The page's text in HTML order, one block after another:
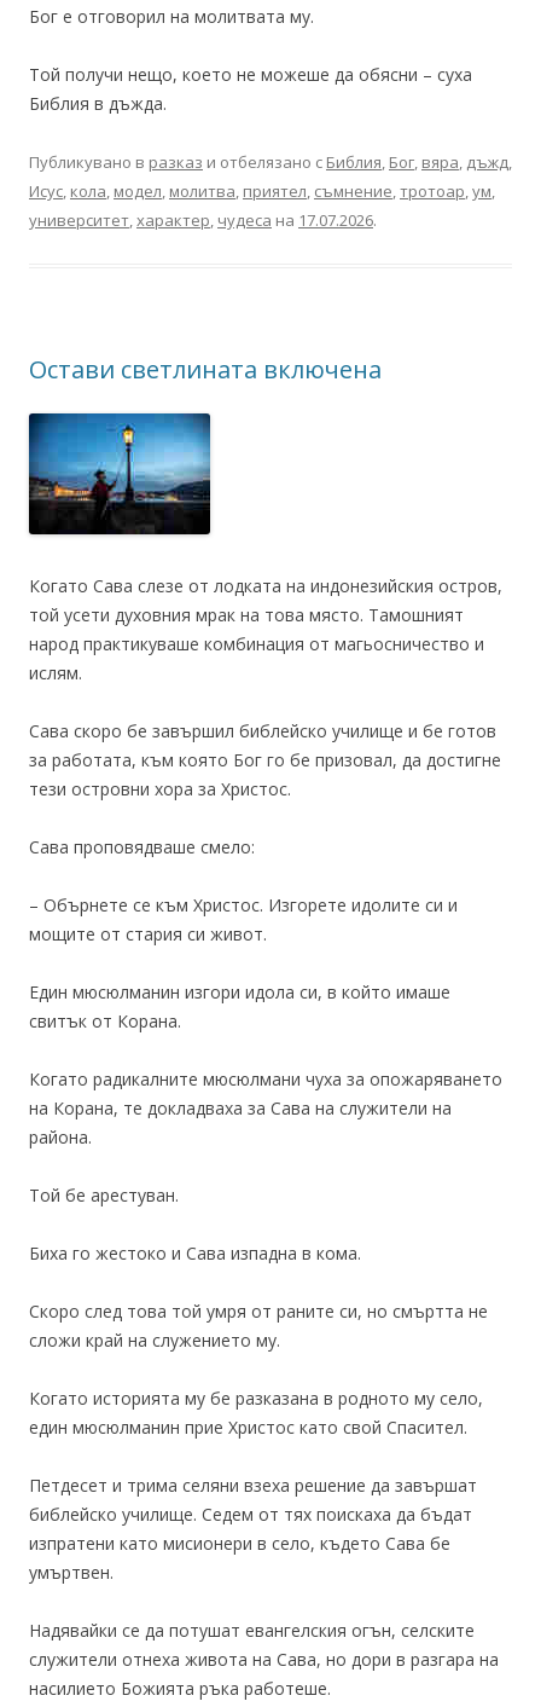
Бог е отговорил на молитвата му.
Той получи нещо, което не можеше да обясни – суха
Библия в дъжда.
Публикувано в разказ и отбелязано с Библия, Бог, вяра, дъжд,
Исус, кола, модел, молитва, приятел, съмнение,тротоар,ум,
университет,характер, чудеса на 17.07.2026.
Остави светлината включена
Когато Сава слезе от лодката на индонезийския остров,
той усети духовния мрак на това място. Тамошният
народ практикуваше комбинация от магьосничество и
ислям.
Сава скоро бе завършил библейско училище и бе готов
за работата, към която Бог го бе призовал, да достигне
тези островни хора за Христос.
Сава проповядваше смело:
– Обърнете се към Христос. Изгорете идолите си и
мощите от стария си живот.
Един мюсюлманин изгори идола си, в който имаше
свитък от Корана.
Когато радикалните мюсюлмани чуха за опожаряването
на Корана, те докладваха за Сава на служители на
района.
Той бе арестуван.
Биха го жестоко и Сава изпадна в кома.
Скоро след това той умря от раните си, но смъртта не
сложи край на служението му.
Когато историята му бе разказана в родното му село,
един мюсюлманин прие Христос като свой Спасител.
Петдесет и трима селяни взеха решение да завършат
библейско училище. Седем от тях поискаха да бъдат
изпратени като мисионери в село, където Сава бе
умъртвен.
Надявайки се да потушат евангелския огън, селските
служители отнеха живота на Сава, но дори в разгара на
насилието Божията ръка работеше.